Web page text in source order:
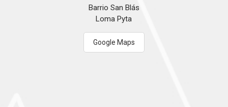
Barrio San Blás
Loma Pyta
Google Maps